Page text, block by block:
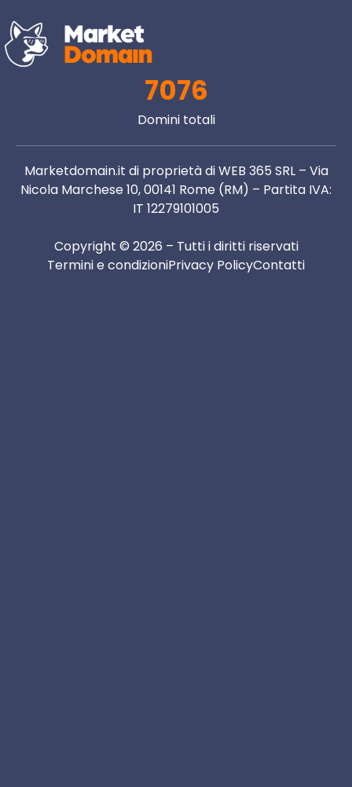
7076
Domini totali
Marketdomain.it di proprietà di WEB 365 SRL – Via
Nicola Marchese 10, 00141 Rome (RM) – Partita IVA:
IT 12279101005
Copyright © 2026 – Tutti i diritti riservati
Termini e condizioniPrivacy PolicyContatti